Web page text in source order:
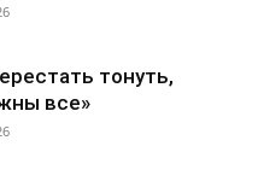
тонуть,
все»